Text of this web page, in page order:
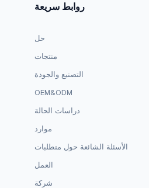
روابط سريعة
حل
منتجات
التصنيع والجودة
OEM&ODM
دراسات الحالة
موارد
الأسئلة الشائعة حول متطلبات
العمل
شركة